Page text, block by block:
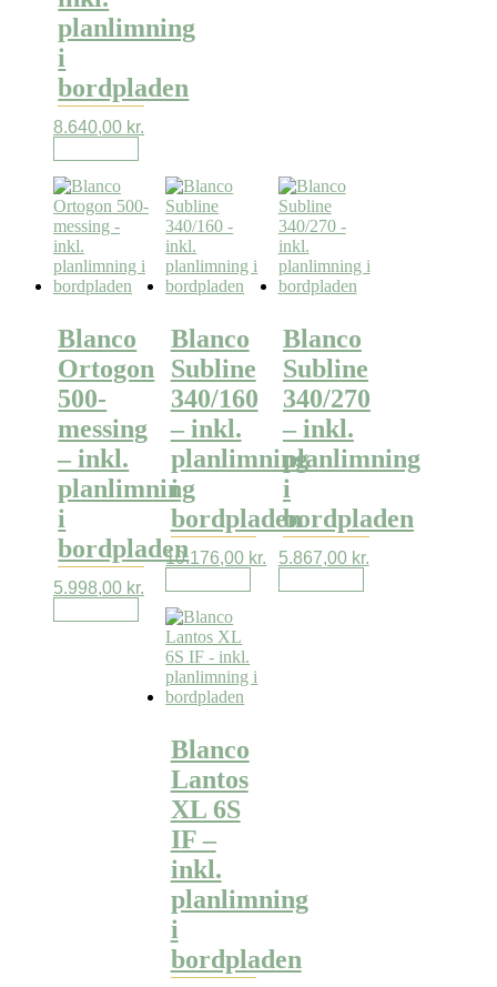
planlimning
i
bordpladen
8.640,00 kr.
Blanco
Ortogon
500-
messing
– inkl.
planlimning
i
bordpladen
5.998,00 kr.
Blanco
Subline
340/160
– inkl.
planlimning
i
bordpladen
10.176,00 kr.
Blanco
Subline
340/270
– inkl.
planlimning
i
bordpladen
5.867,00 kr.
Blanco
Lantos
XL 6S
IF –
inkl.
planlimning
i
bordpladen